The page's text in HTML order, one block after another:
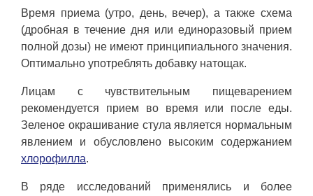
Время приема (утро, день, вечер), а также схема
(дробная в течение дня или единоразовый прием
полной дозы) не имеют принципиального значения.
Оптимально употреблять добавку натощак.
Лицам с чувствительным пищеварением
рекомендуется прием во время или после еды.
Зеленое окрашивание стула является нормальным
явлением и обусловлено высоким содержанием
хлорофилла.
В ряде исследований применялись и более